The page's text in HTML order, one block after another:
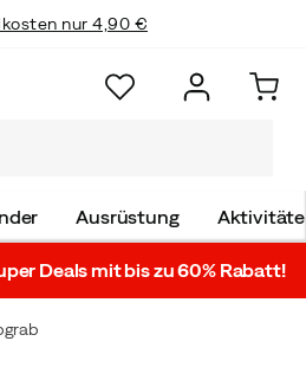
nur 4,90 €
Ausrüstung
Deals mit bis zu 60% Rabatt!